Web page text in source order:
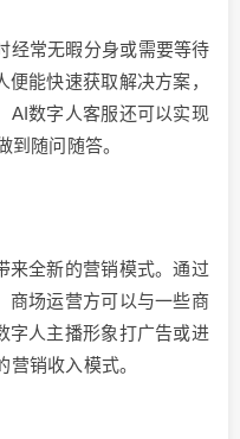
经常无暇分身或需要等待
能快速获取解决方案，
AI数字人客服还可以实现
到随问随答。
来全新的营销模式。通过
商场运营方可以与一些商
字人主播形象打广告或进
销收入模式。